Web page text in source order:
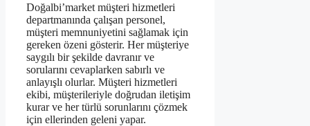
Doğalbi’market müşteri hizmetleri
departmanında çalışan personel,
müşteri memnuniyetini sağlamak için
gereken özeni gösterir. Her müşteriye
saygılı bir şekilde davranır ve
sorularını cevaplarken sabırlı ve
anlayışlı olurlar. Müşteri hizmetleri
ekibi, müşterileriyle doğrudan iletişim
kurar ve her türlü sorunlarını çözmek
için ellerinden geleni yapar.